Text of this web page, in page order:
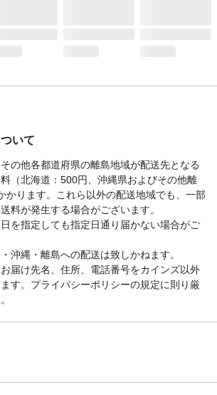
いて
の他各都道府県の離島地域が配送先となる
（北海道：500円、沖縄県およびその他離
かります。これら以外の配送地域でも、一部
料が発生する場合がございます。
を指定しても指定日通り届かない場合がご
沖縄・離島への配送は致しかねます。
届け先名、住所、電話番号をカインズ以外
す。プライバシーポリシーの規定に則り厳